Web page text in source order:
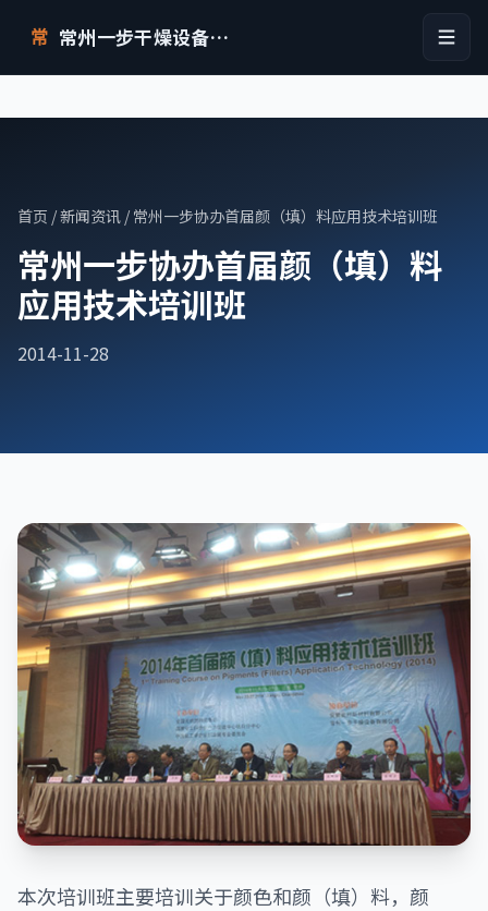
常 常州一步干燥设备有限公司
首页 /新闻资讯 / 常州一步协办首届颜（填）料应用技术培训班
常州一步协办首届颜（填）料
应用技术培训班
2014-11-28
本次培训班主要培训关于颜色和颜（填）料，颜